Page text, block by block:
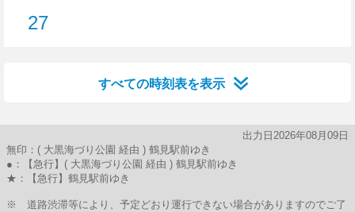
27
すべての時刻表を表示
出力日2026年08月09日
無印：( 大黒海づり公園 経由 ) 鶴見駅前ゆき
●：【急行】( 大黒海づり公園 経由 ) 鶴見駅前ゆき
★：【急行】鶴見駅前ゆき
※ 道路渋滞等により、予定どおり運行できない場合がありますのでご了